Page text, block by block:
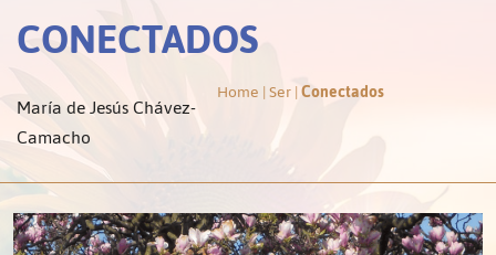
CONECTADOS
María de Jesús Chávez-
Camacho
Home|Ser|Conectados